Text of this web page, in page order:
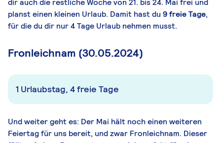
dir auch die restliche Woche von 21. bis 24. Mai frei und
planst einen kleinen Urlaub. Damit hast du 9 freie Tage,
für die du dir nur 4 Tage Urlaub nehmen musst.
Fronleichnam (30.05.2024)
1 Urlaubstag, 4 freie Tage
Und weiter geht es: Der Mai hält noch einen weiteren
Feiertag für uns bereit, und zwar Fronleichnam. Dieser